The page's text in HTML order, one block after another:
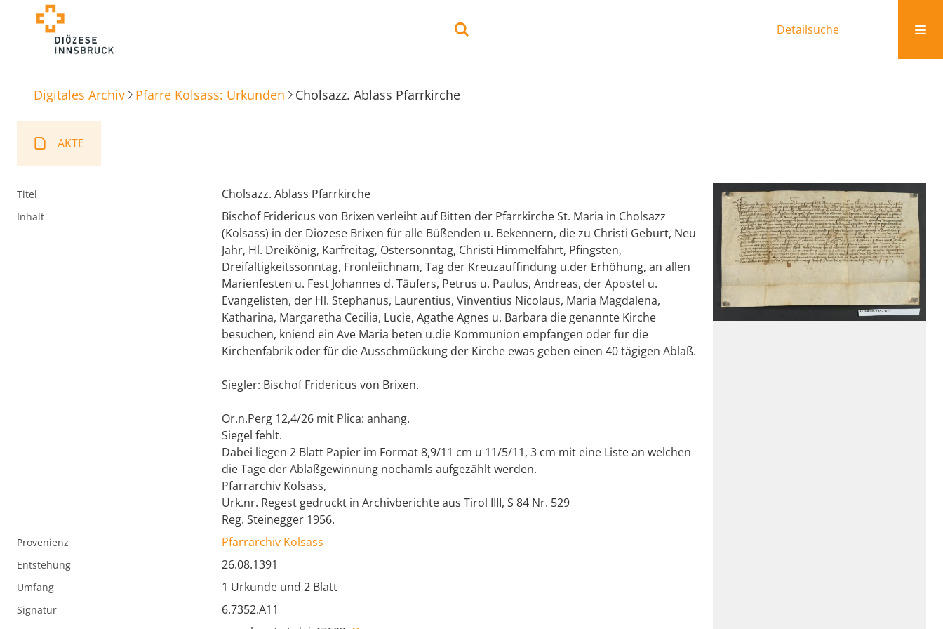
Detailsuche
Digitales Archiv Pfarre Kolsass: Urkunden Cholsazz. Ablass Pfarrkirche
AKTE
Titel Cholsazz. Ablass Pfarrkirche
Inhalt
Bischof Fridericus von Brixen verleiht auf Bitten der Pfarrkirche St. Maria in Cholsazz
(Kolsass) in der Diözese Brixen für alle Büßenden u. Bekennern, die zu Christi Geburt, Neu
Jahr, Hl. Dreikönig, Karfreitag, Ostersonntag, Christi Himmelfahrt, Pfingsten,
Dreifaltigkeitssonntag, Fronleiichnam, Tag der Kreuzauffindung u.der Erhöhung, an allen
Marienfesten u. Fest Johannes d. Täufers, Petrus u. Paulus, Andreas, der Apostel u.
Evangelisten, der Hl. Stephanus, Laurentius, Vinventius Nicolaus, Maria Magdalena,
Katharina, Margaretha Cecilia, Lucie, Agathe Agnes u. Barbara die genannte Kirche
besuchen, kniend ein Ave Maria beten u.die Kommunion empfangen oder für die
Kirchenfabrik oder für die Ausschmückung der Kirche ewas geben einen 40 tägigen Ablaß.
Siegler: Bischof Fridericus von Brixen.
Or.n.Perg 12,4/26 mit Plica: anhang.
Siegel fehlt.
Dabei liegen 2 Blatt Papier im Format 8,9/11 cm u 11/5/11, 3 cm mit eine Liste an welchen
die Tage der Ablaßgewinnung nochamls aufgezählt werden.
Pfarrarchiv Kolsass,
Urk.nr. Regest gedruckt in Archivberichte aus Tirol IIII, S 84 Nr. 529
Reg. Steinegger 1956.
Provenienz Pfarrarchiv Kolsass
Entstehung 26.08.1391
Umfang 1 Urkunde und 2 Blatt
Signatur 6.7352.A11